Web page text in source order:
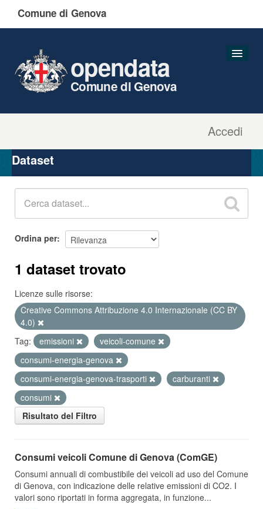
Comune di Genova
Accedi
opendata
Comune di Genova
Organizzazioni
Gruppi
Dataset
Ordina per
1 dataset trovato
Licenze sulle risorse:
Creative Commons Attribuzione 4.0 Internazionale (CC BY
4.0)
Tag:
emissioni
veicoli-comune
consumi-energia-genova
consumi-energia-genova-trasporti
carburanti
consumi
Risultato del Filtro
Consumi veicoli Comune di Genova (ComGE)
Consumi annuali di combustibile dei veicoli ad uso del Comune
di Genova, con indicazione delle relative emissioni di CO2. I
valori sono riportati in forma aggregata, in funzione...